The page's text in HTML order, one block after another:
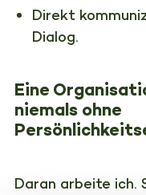
Direkt
Dialog.
Eine
niemals ohne
Daran arbeite ich.